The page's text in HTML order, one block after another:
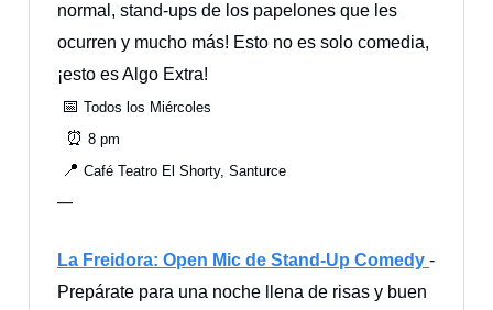
normal, stand-ups de los papelones que les
ocurren y mucho más! Esto no es solo comedia,
¡esto es Algo Extra!
📅 Todos los Miércoles
⏰ 8 pm
📍 Café Teatro El Shorty, Santurce
—
La Freidora: Open Mic de Stand-Up Comedy -
Prepárate para una noche llena de risas y buen